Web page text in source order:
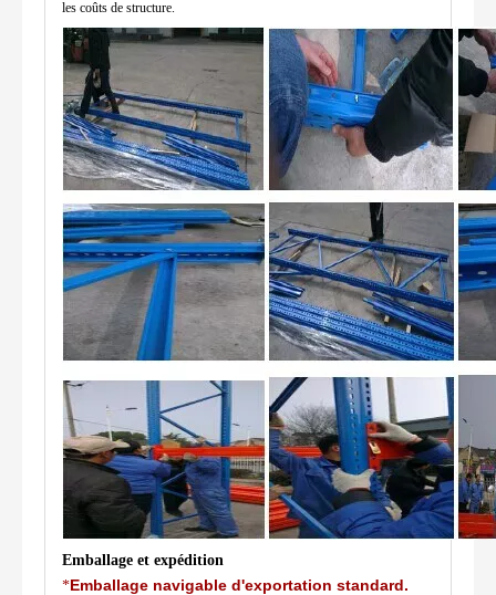
les coûts de structure.
Emballage et expédition
*Emballage navigable d'exportation standard.